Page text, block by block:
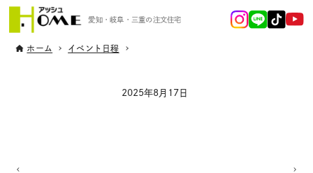
愛知・岐阜・三重の注文住宅
ホーム イベント日程
2025年8月17日